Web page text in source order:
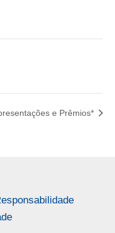
e Prêmios*